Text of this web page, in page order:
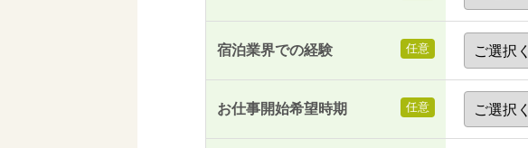
宿泊業界での経験 任意
お仕事開始希望時期 任意